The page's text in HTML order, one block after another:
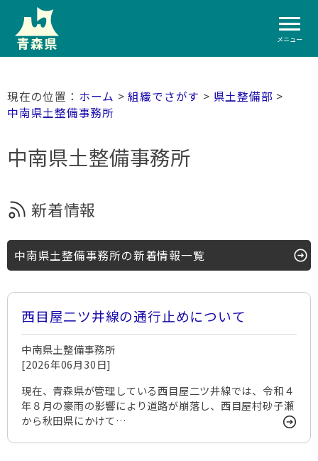
メニュー
ホーム >組織でさがす > 県土整備部 >
中南県土整備事務所
中南県土整備事務所
新着情報
中南県土整備事務所の新着情報一覧
西目屋二ツ井線の通行止めについて
中南県土整備事務所
[2026年06月30日]
現在、青森県が管理している西目屋二ツ井線では、令和４
年８月の豪雨の影響により道路が崩落し、西目屋村砂子瀬
から秋田県にかけて…